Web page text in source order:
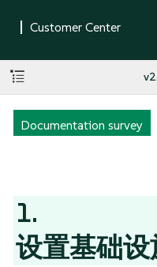
Documentation survey
1.
设置基础